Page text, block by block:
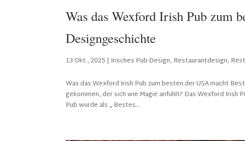
Was das Wexford Irish Pub zum
Designgeschichte
13 Okt., 2025 | Irisches Pub-Design, Restaurantdesign,
Was das Wexford Irish Pub zum besten der USA macht
gekommen, der sich wie Magie anfühlt? Das Wexford Irish
Pub wurde als „ Bestes...